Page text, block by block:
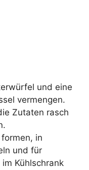
und eine
vermengen.
Zutaten rasch
in
und für
Kühlschrank